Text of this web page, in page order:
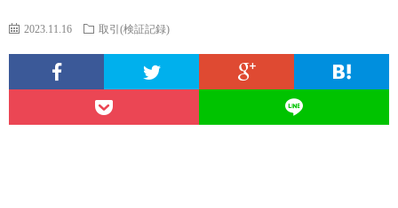
グ
2023.11.16 取引(検証記録)